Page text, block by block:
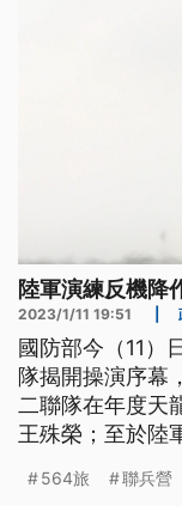
陸軍演練反機降
2023/1/11 19:51
國防部今（11）
隊揭開操演序幕
二聯隊在年度天
王殊榮；至於陸
偵蒐能力。
564旅 聯兵營